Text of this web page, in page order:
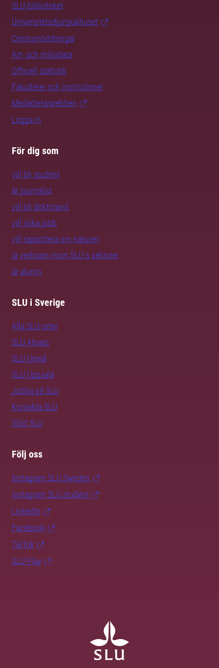
SLU-biblioteket
Universitetsdjursjukhuset
Centrumbildningar
Art- och miljödata
Officiell statistik
Fakulteter och institutioner
Medarbetarwebben
Logga in
För dig som
vill bli student
är journalist
vill bli doktorand
vill söka jobb
vill rapportera om naturen
är verksam inom SLU:s sektorer
är alumn
SLU i Sverige
Alla SLU-orter
SLU Alnarp
SLU Umeå
SLU Uppsala
Jobba på SLU
Kontakta SLU
Stöd SLU
Följ oss
Instagram SLU.Sweden
Instagram SLU.student
LinkedIn
Facebook
TikTok
SLU Play